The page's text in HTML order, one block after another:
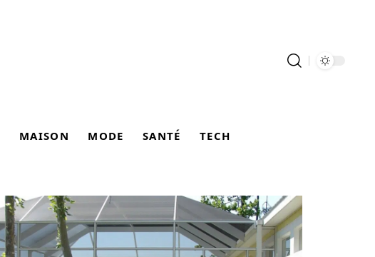
MAISON MODE SANTÉ TECH